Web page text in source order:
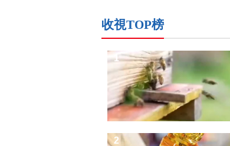
收視TOP榜
1
2